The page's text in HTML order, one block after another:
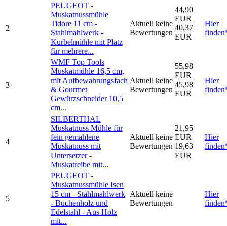
2
PEUGEOT -
Muskatnussmühle
Tidore 11 cm -
Stahlmahlwerk -
Kurbelmühle mit Platz
für mehrere...
Aktuell keine
Bewertungen
44,90
EUR
40,37
EUR
Hier
3
WMF Top Tools
Muskatmühle 16,5 cm,
mit Aufbewahrungsfach
& Gourmet
Gewürzschneider 10,5
cm...
Aktuell keine
Bewertungen
55,98
EUR
45,98
EUR
Hier
4
SILBERTHAL
Muskatnuss Mühle für
fein gemahlene
Muskatnuss mit
Untersetzer -
Muskatreibe mit...
Aktuell keine
Bewertungen
21,95
EUR
19,63
EUR
Hier
5
PEUGEOT -
Muskatnussmühle Isen
15 cm - Stahlmahlwerk
- Buchenholz und
Edelstahl - Aus Holz
mit...
Aktuell keine
Bewertungen
Hier